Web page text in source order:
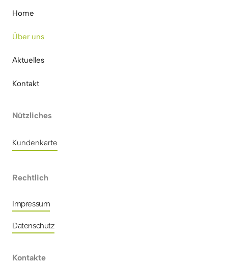
Home
Über uns
Aktuelles
Kontakt
Nützliches
Kundenkarte
Rechtlich
Impressum
Datenschutz
Kontakte